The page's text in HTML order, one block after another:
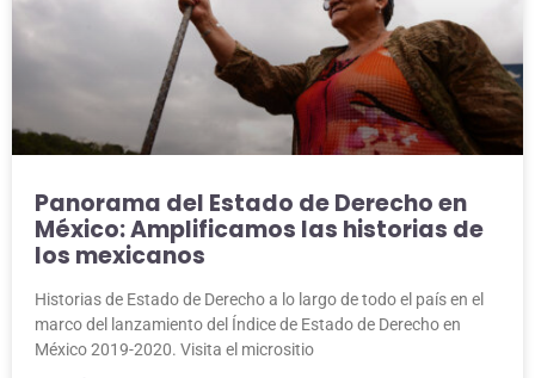
Panorama del Estado de Derecho en
México: Amplificamos las historias de
los mexicanos
Historias de Estado de Derecho a lo largo de todo el país en el
marco del lanzamiento del Índice de Estado de Derecho en
México 2019-2020. Visita el micrositio